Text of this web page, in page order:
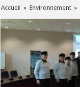
Accueil » Environnement »